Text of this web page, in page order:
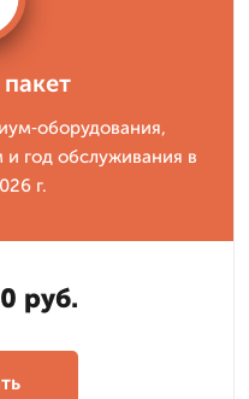
год обслуживания в
г.
руб.